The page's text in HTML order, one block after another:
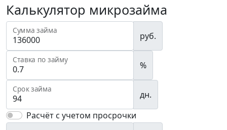
Калькулятор микрозайма
Сумма займа
руб.
Ставка по займу
%
Срок займа
дн.
Расчёт с учетом просрочки